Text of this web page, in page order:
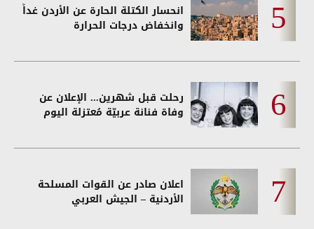
انحسار الكتلة الحارة عن الأردن غداً
وانخفاض درجات الحرارة
رحلت قبل شهرين... الإعلان عن
وفاة فنانة عربيّة مُعتزلة اليوم
اعلان صادر عن القوات المسلحة
الأردنية – الجيش العربي